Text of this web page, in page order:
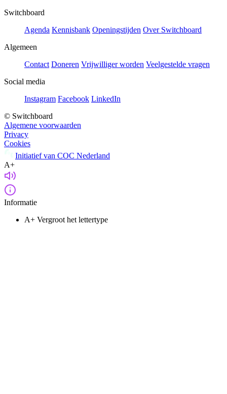
Switchboard
Agenda Kennisbank Openingstijden Over Switchboard
Algemeen
Contact Doneren Vrijwilliger worden Veelgestelde vragen
Social media
Instagram Facebook LinkedIn
© Switchboard
Algemene voorwaarden
Privacy
Cookies
Initiatief van COC Nederland
A+
Informatie
A+ Vergroot het lettertype